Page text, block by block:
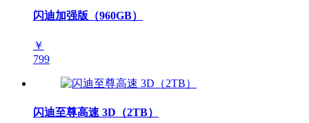
闪迪加强版（960GB）
￥
799
闪迪至尊高速 3D（2TB）